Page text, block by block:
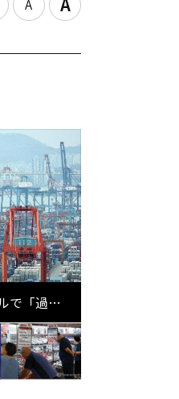
で「過去
ドル突破